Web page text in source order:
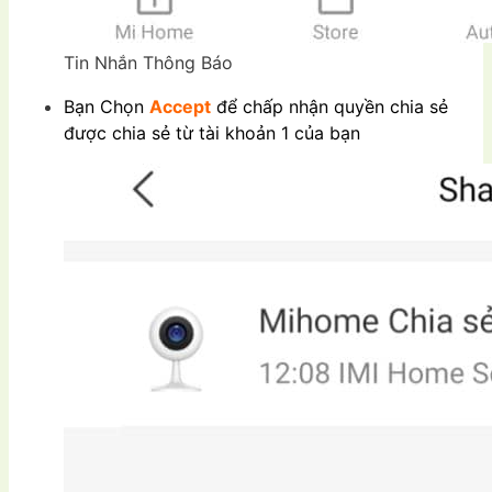
Tin Nhắn Thông Báo
Bạn Chọn Accept để chấp nhận quyền chia sẻ
được chia sẻ từ tài khoản 1 của bạn